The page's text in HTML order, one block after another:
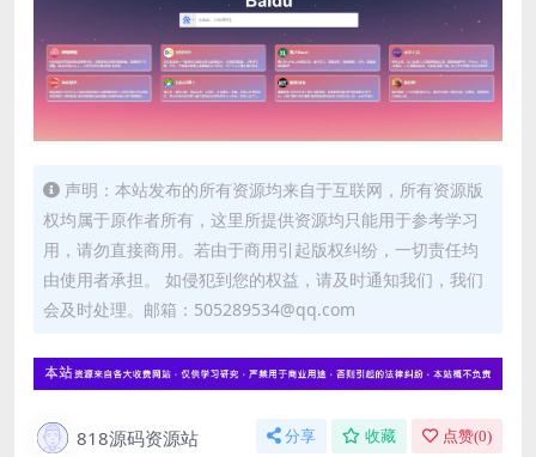
声明：本站发布的所有资源均来自于互联网，所有资源版
权均属于原作者所有，这里所提供资源均只能用于参考学习
用，请勿直接商用。若由于商用引起版权纠纷，一切责任均
由使用者承担。 如侵犯到您的权益，请及时通知我们，我们
会及时处理。邮箱：505289534@qq.com
818源码资源站 分享 收藏 点赞(0)